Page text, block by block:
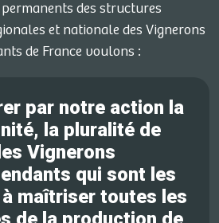
des structures
et nationale des Vignerons
de France voulons :
par notre action la
la pluralité de
Vignerons
qui sont les
maîtriser toutes les